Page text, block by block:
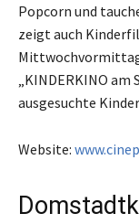
Popcorn und
zeigt auch
„KINDERKINO
ausgesuchte
Website: